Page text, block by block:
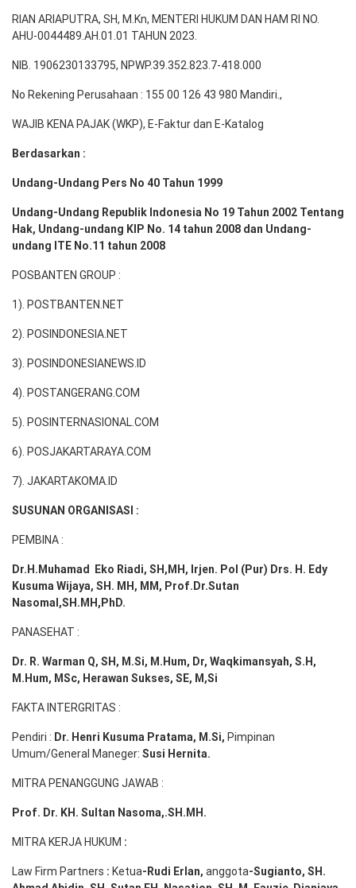
RIAN ARIAPUTRA, SH, M.Kn, MENTERI HUKUM DAN HAM RI NO.
AHU-0044489.AH.01.01 TAHUN 2023.
NIB. 1906230133795, NPWP.39.352.823.7-418.000
No Rekening Perusahaan : 155 00 126 43 980 Mandiri.,
WAJIB KENA PAJAK (WKP), E-Faktur dan E-Katalog
Berdasarkan :
Undang-Undang Pers No 40 Tahun 1999
Undang-Undang Republik Indonesia No 19 Tahun 2002 Tentang
Hak, Undang-undang KIP No. 14 tahun 2008 dan Undang-
undang ITE No.11 tahun 2008
POSBANTEN GROUP :
1). POSTBANTEN.NET
2). POSINDONESIA.NET
3). POSINDONESIANEWS.ID
4). POSTANGERANG.COM
5). POSINTERNASIONAL.COM
6). POSJAKARTARAYA.COM
7). JAKARTAKOMA.ID
SUSUNAN ORGANISASI :
PEMBINA :
Dr.H.Muhamad Eko Riadi, SH,MH , Irjen. Pol (Pur) Drs. H. Edy
Kusuma Wijaya, SH. MH, MM, Prof. Dr.Sutan
Nasomal,SH.MH,PhD.
PANASEHAT :
Dr. R. Warman Q, SH, M.Si, M.Hum, Dr, Waqkimansyah, S.H,
M.Hum, MSc, Herawan Sukses, SE, M,Si
FAKTA INTERGRITAS :
Pendiri : Dr. Henri Kusuma Pratama, M.Si, Pimpinan
Umum/General Maneger: Susi Hernita.
MITRA PENANGGUNG JAWAB :
Prof. Dr. KH. Sultan Nasoma,.SH.MH.
MITRA KERJA HUKUM :
Law Firm Partners : Ketua-Rudi Erlan, anggota-Sugianto, SH.